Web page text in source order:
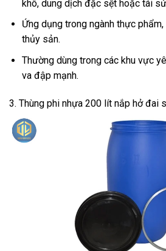
khô, dung dịch đặc sệt hoặc tái
Ứng dụng trong ngành thực
thủy sản.
Thường dùng trong các khu vực
va đập mạnh.
3. Thùng phi nhựa 200 lít nắp hở đai